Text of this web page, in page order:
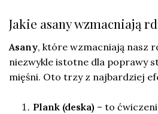
Jakie asany wzmacniają
Asany, które wzmacniają nasz
niezwykle istotne dla poprawy
mięśni. Oto trzy z najbardziej
Plank (deska) – to